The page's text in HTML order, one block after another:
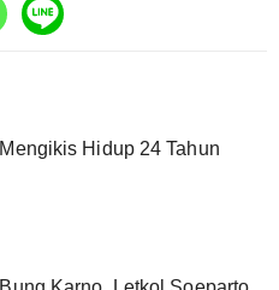
Mengikis Hidup 24 Tahun